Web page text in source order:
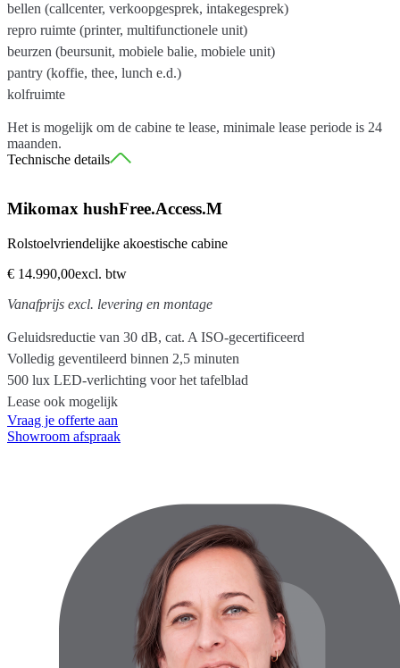
bellen (callcenter, verkoopgesprek, intakegesprek)
repro ruimte (printer, multifunctionele unit)
beurzen (beursunit, mobiele balie, mobiele unit)
pantry (koffie, thee, lunch e.d.)
kolfruimte
Het is mogelijk om de cabine te lease, minimale lease periode is 24
maanden.
Technische details
instelbare lichtintensiteit
Efficiënte ventilatie geactiveerd door een bewegingssensor
rookmelder
Akoestisch glas aan de voor- en achterwanden
Geïntegreerde stroommodule
Hoogresolutie touchscreen voor het bedienen van de
podinstellingen, het aanpassen van verlichting en luchtstroom, en het
verlengen van agendareserveringen
Akoestische panelen
Montageset voor tv
Bezettingssignaal van de pod
Mogelijkheid tot seismische verankering
Aluminium drempel met een neerklapbare afdichting
Class-B ISO-gecertificeerd
Afmetingen 2210x1390xH2280mm
Mikomax hushFree.Access.M
Rolstoelvriendelijke akoestische cabine
€ 14.990,00excl. btw
Vanafprijs excl. levering en montage
Geluidsreductie van 30 dB, cat. A ISO-gecertificeerd
Volledig geventileerd binnen 2,5 minuten
500 lux LED-verlichting voor het tafelblad
Lease ook mogelijk
Vraag je offerte aan
Showroom afspraak